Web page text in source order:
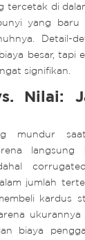
tercetak di
yang
Detail-
besar, tapi
signifikan.
Nilai:
mundur
langsung
jumlah
kardus
ukurannya
biaya